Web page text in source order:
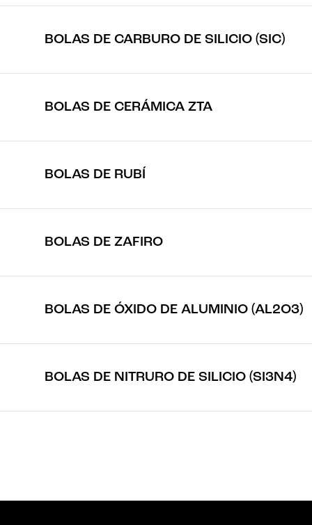
BOLAS DE CARBURO DE SILICIO (SIC)
BOLAS DE CERÁMICA ZTA
BOLAS DE RUBÍ
BOLAS DE ZAFIRO
BOLAS DE ÓXIDO DE ALUMINIO (AL2O3)
BOLAS DE NITRURO DE SILICIO (SI3N4)